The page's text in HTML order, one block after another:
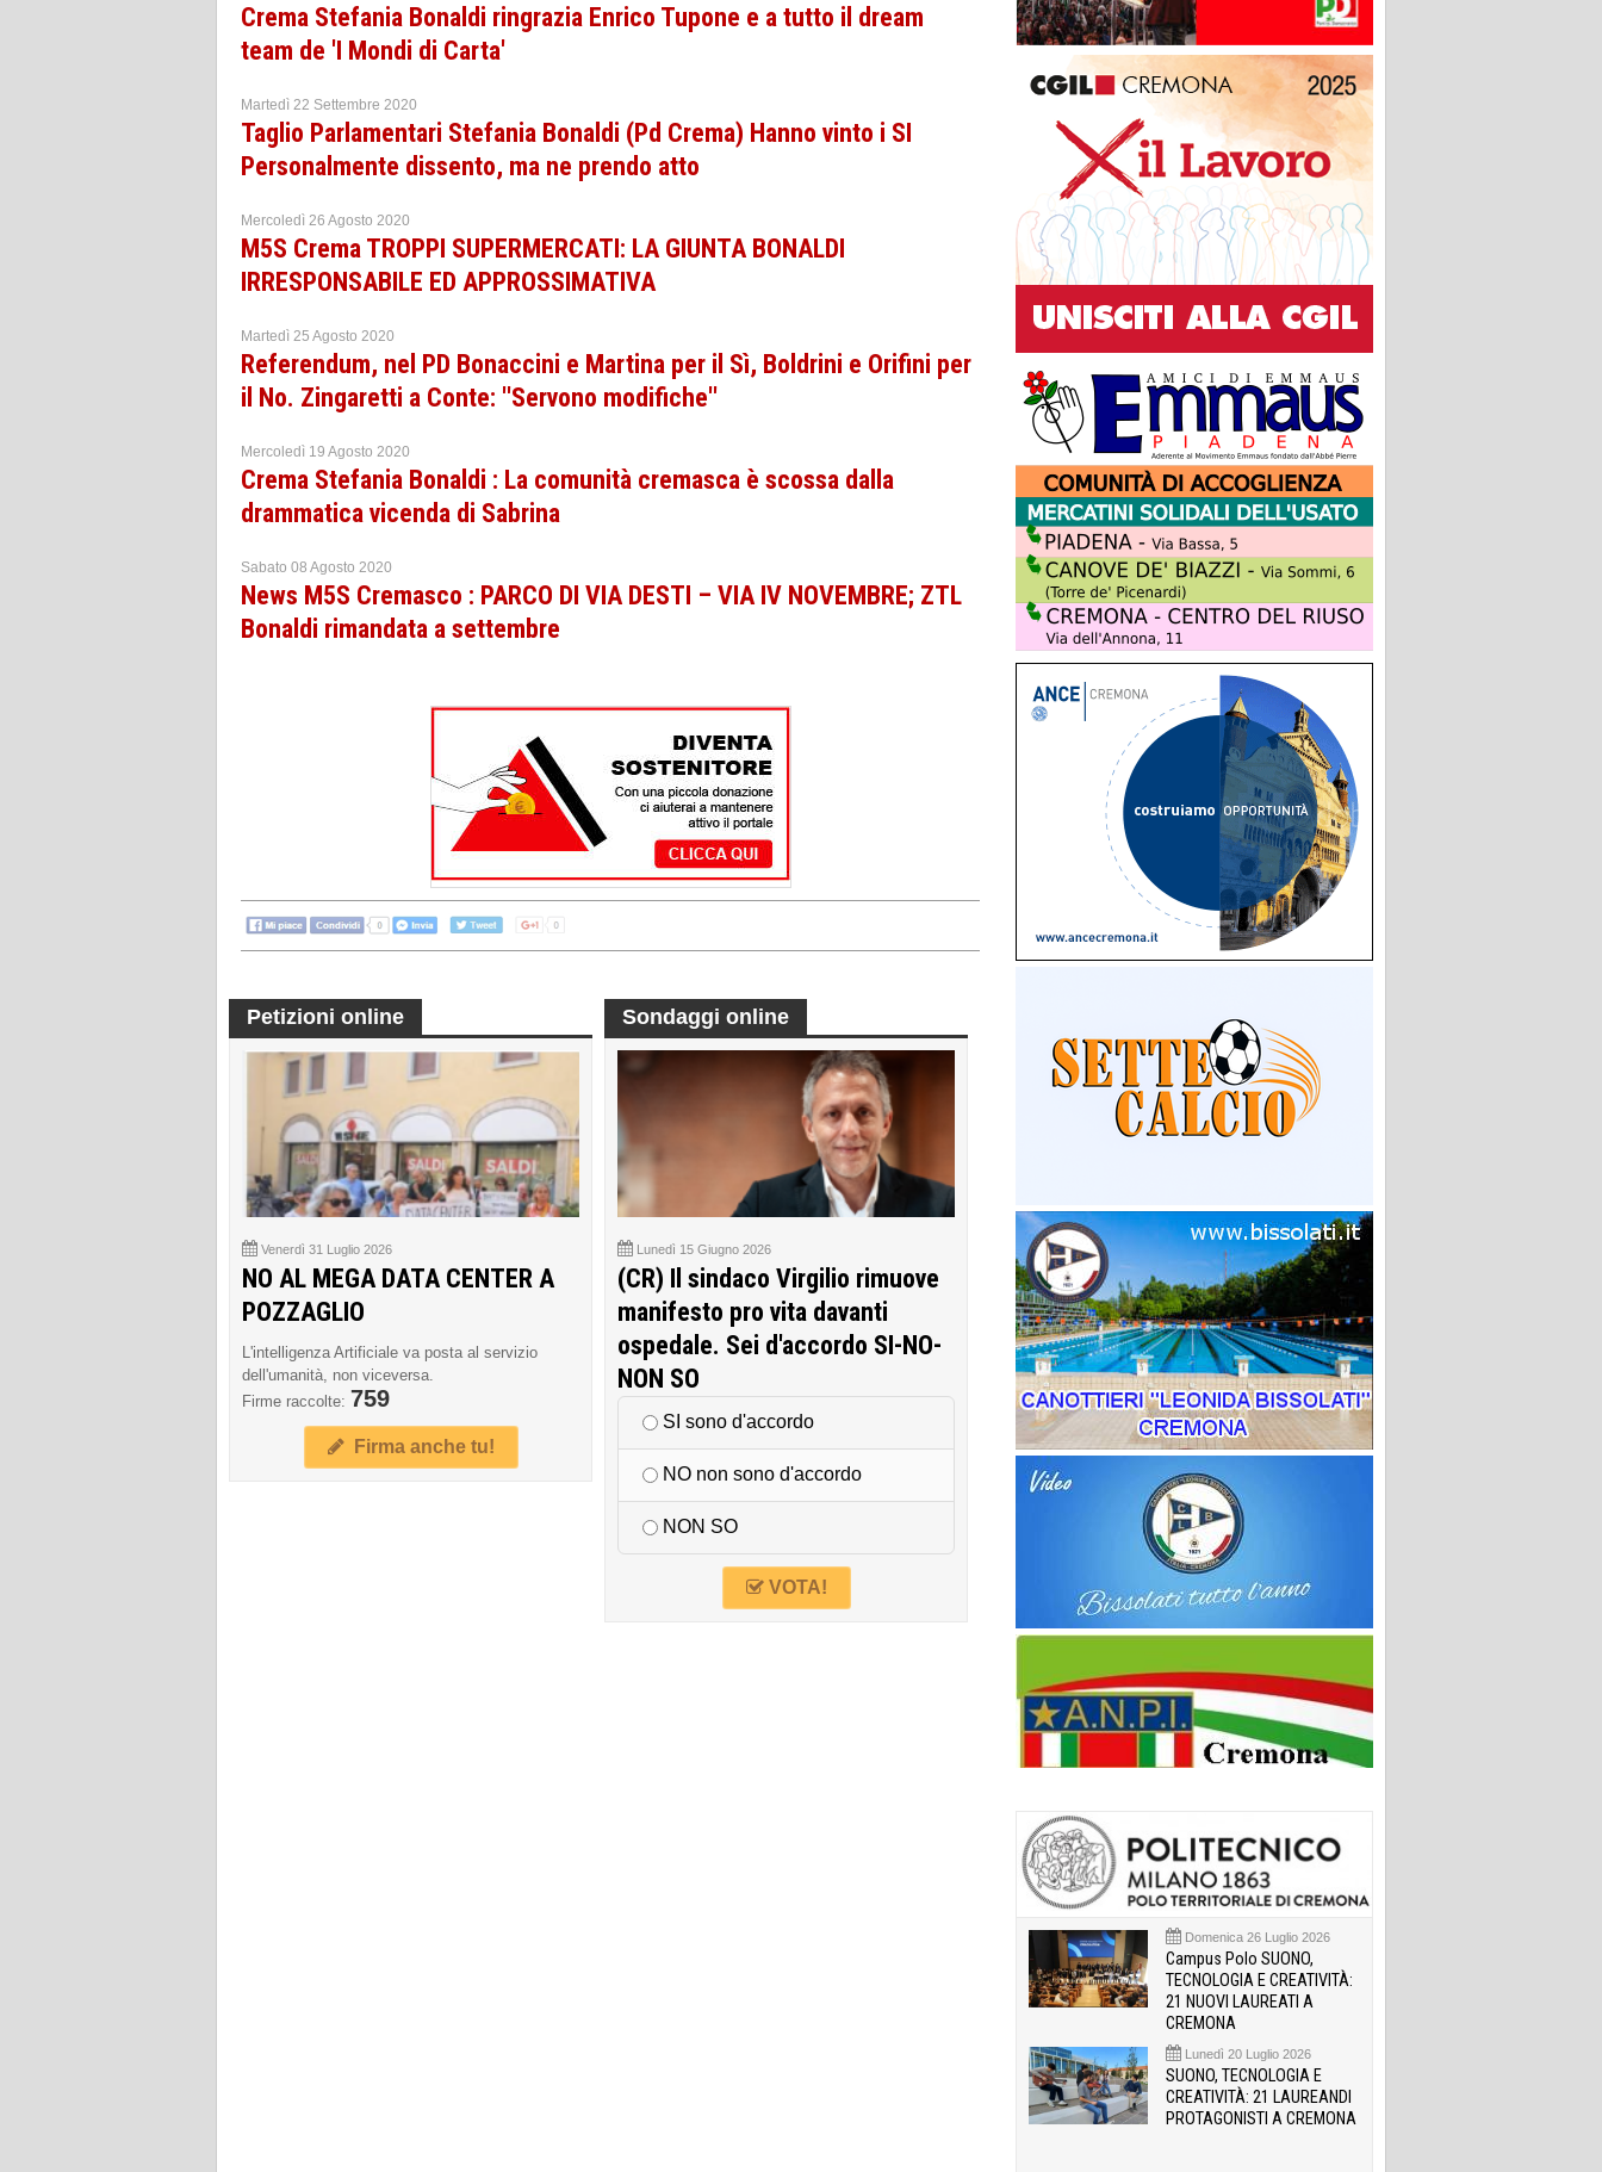
Crema Stefania Bonaldi ringrazia Enrico Tupone e a tutto il dream
team de 'I Mondi di Carta'
Martedì 22 Settembre 2020
Taglio Parlamentari Stefania Bonaldi (Pd Crema) Hanno vinto i SI
Personalmente dissento, ma ne prendo atto
Mercoledì 26 Agosto 2020
M5S Crema TROPPI SUPERMERCATI: LA GIUNTA BONALDI
IRRESPONSABILE ED APPROSSIMATIVA
Martedì 25 Agosto 2020
Referendum, nel PD Bonaccini e Martina per il Sì, Boldrini e Orifini per
il No. Zingaretti a Conte: ''Servono modifiche''
Mercoledì 19 Agosto 2020
Crema Stefania Bonaldi : La comunità cremasca è scossa dalla
drammatica vicenda di Sabrina
Sabato 08 Agosto 2020
News M5S Cremasco : PARCO DI VIA DESTI – VIA IV NOVEMBRE; ZTL
Bonaldi rimandata a settembre
Petizioni online
Venerdì 31 Luglio 2026
NO AL MEGA DATA CENTER A
POZZAGLIO
L'intelligenza Artificiale va posta al servizio
dell'umanità, non viceversa.
Firme raccolte: 759
Firma anche tu!
Sondaggi online
Lunedì 15 Giugno 2026
(CR) Il sindaco Virgilio rimuove
manifesto pro vita davanti
ospedale. Sei d'accordo SI-NO-
NON SO
SI sono d'accordo
NO non sono d'accordo
NON SO
VOTA!
Domenica 26 Luglio 2026
Campus Polo SUONO,
TECNOLOGIA E CREATIVITÀ:
21 NUOVI LAUREATI A
CREMONA
Lunedì 20 Luglio 2026
SUONO, TECNOLOGIA E
CREATIVITÀ: 21 LAUREANDI
PROTAGONISTI A CREMONA